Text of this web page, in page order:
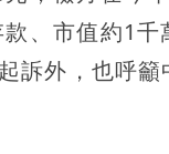
、市值約1千
訴外，也呼籲